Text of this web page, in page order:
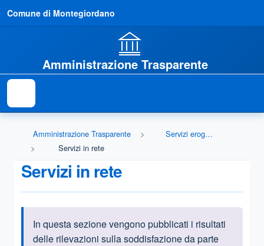
Comune di Montegiordano
Amministrazione Trasparente
Amministrazione Trasparente
Servizi erogati
Servizi in rete
Servizi in rete
Informazioni introduttive
In questa sezione vengono pubblicati i risultati
delle rilevazioni sulla soddisfazione da parte